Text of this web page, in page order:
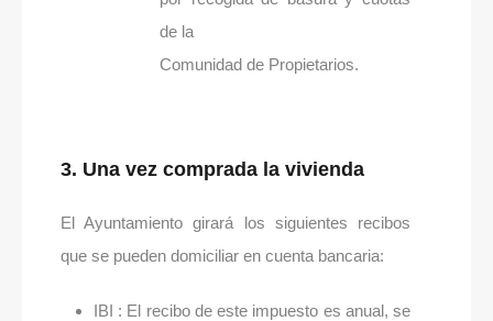
de la
Comunidad de Propietarios.
3. Una vez comprada la vivienda
El Ayuntamiento girará los siguientes recibos
que se pueden domiciliar en cuenta bancaria:
IBI : El recibo de este impuesto es anual, se